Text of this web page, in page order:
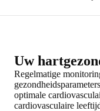
Uw
Regelmatige
optimale
cardiovasculaire